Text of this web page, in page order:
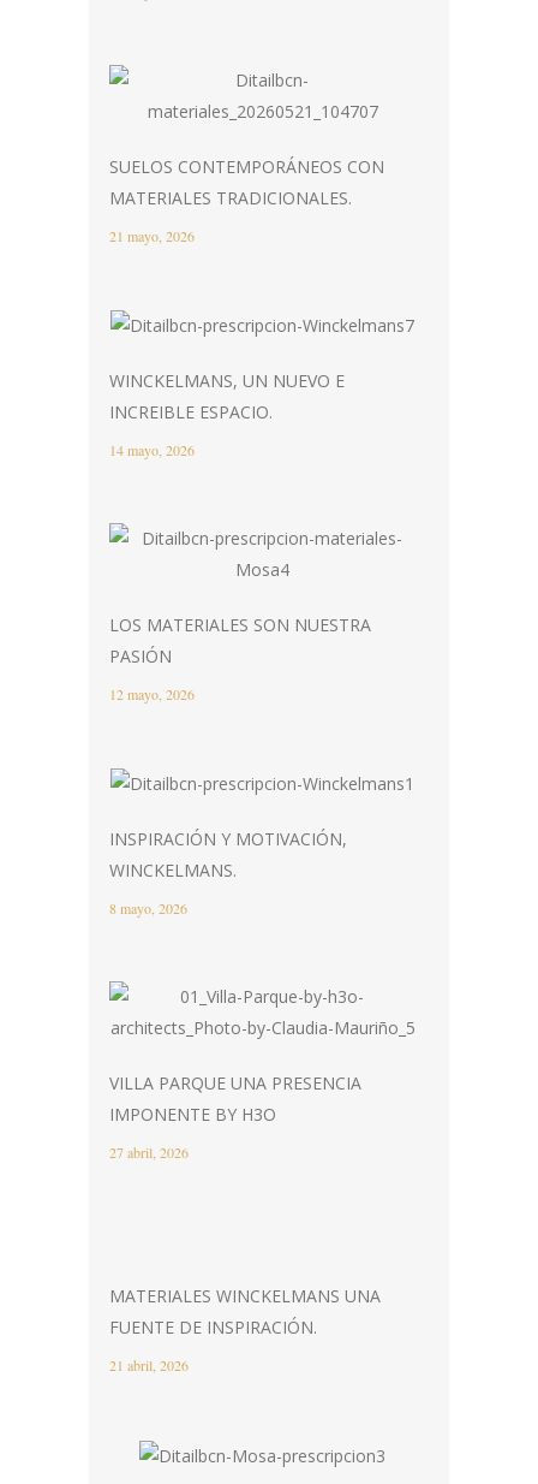
SUELOS CONTEMPORÁNEOS CON
MATERIALES TRADICIONALES.
21 mayo, 2026
WINCKELMANS, UN NUEVO E
INCREIBLE ESPACIO.
14 mayo, 2026
LOS MATERIALES SON NUESTRA
PASIÓN
12 mayo, 2026
INSPIRACIÓN Y MOTIVACIÓN,
WINCKELMANS.
8 mayo, 2026
VILLA PARQUE UNA PRESENCIA
IMPONENTE BY H3O
27 abril, 2026
MATERIALES WINCKELMANS UNA
FUENTE DE INSPIRACIÓN.
21 abril, 2026